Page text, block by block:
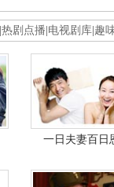
热剧点播 电视剧库 趣
一日夫妻百日